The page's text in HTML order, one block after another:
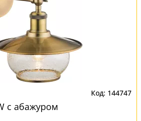
144747
с абажуром